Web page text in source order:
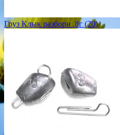
Груз Клык разборн .8г (20)